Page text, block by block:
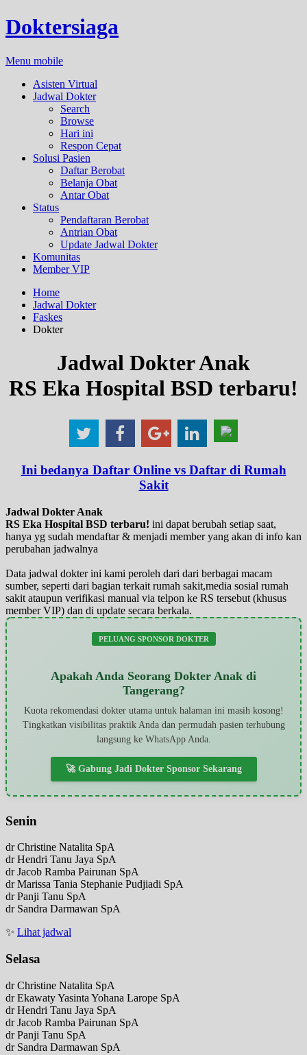
Doktersiaga
Menu mobile
Asisten Virtual
Jadwal Dokter
Search
Browse
Hari ini
Respon Cepat
Solusi Pasien
Daftar Berobat
Belanja Obat
Antar Obat
Status
Pendaftaran Berobat
Antrian Obat
Update Jadwal Dokter
Komunitas
Member VIP
Home
Jadwal Dokter
Faskes
Dokter
Jadwal Dokter Anak
RS Eka Hospital BSD terbaru!
Ini bedanya Daftar Online vs Daftar di Rumah
Sakit
Jadwal Dokter Anak
RS Eka Hospital BSD terbaru! ini dapat berubah setiap saat,
hanya yg sudah mendaftar & menjadi member yang akan di info kan
perubahan jadwalnya
Data jadwal dokter ini kami peroleh dari dari berbagai macam
sumber, seperti dari bagian terkait rumah sakit,media sosial rumah
sakit ataupun verifikasi manual via telpon ke RS tersebut (khusus
member VIP) dan di update secara berkala.
PELUANG SPONSOR DOKTER
Apakah Anda Seorang Dokter Anak di
Tangerang?
Kuota rekomendasi dokter utama untuk halaman ini masih kosong!
Tingkatkan visibilitas praktik Anda dan permudah pasien terhubung
langsung ke WhatsApp Anda.
🚀 Gabung Jadi Dokter Sponsor Sekarang
Senin
dr Christine Natalita SpA
dr Hendri Tanu Jaya SpA
dr Jacob Ramba Pairunan SpA
dr Marissa Tania Stephanie Pudjiadi SpA
dr Panji Tanu SpA
dr Sandra Darmawan SpA
✨ Lihat jadwal
Selasa
dr Christine Natalita SpA
dr Ekawaty Yasinta Yohana Larope SpA
dr Hendri Tanu Jaya SpA
dr Jacob Ramba Pairunan SpA
dr Panji Tanu SpA
dr Sandra Darmawan SpA